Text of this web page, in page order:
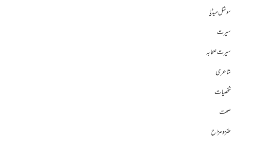
سوشل میڈیا
سیرت
سیرت صحابہ
شاعری
شخصیات
صحت
طنز و مزاح